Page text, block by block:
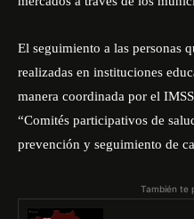
El seguimiento a las personas
realizadas en instituciones
manera coordinada por el
“Comités participativos de
prevención y seguimiento de
También te